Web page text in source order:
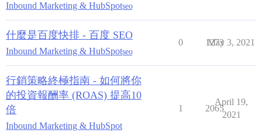
Inbound Marketing & HubSpotseo
什麼是百度快排 - 百度 SEO
Inbound Marketing & HubSpotseo
0 1273
May 3, 2021
行銷策略終極指南 - 如何將你
的投資報酬率 (ROAS) 提高10
倍
Inbound Marketing & HubSpot
1 2065
April 19,
2021